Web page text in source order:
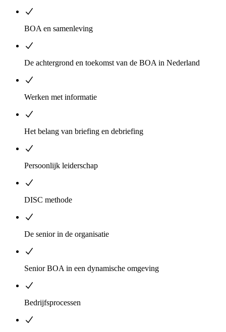
BOA en samenleving
De achtergrond en toekomst van de BOA in Nederland
Werken met informatie
Het belang van briefing en debriefing
Persoonlijk leiderschap
DISC methode
De senior in de organisatie
Senior BOA in een dynamische omgeving
Bedrijfsprocessen